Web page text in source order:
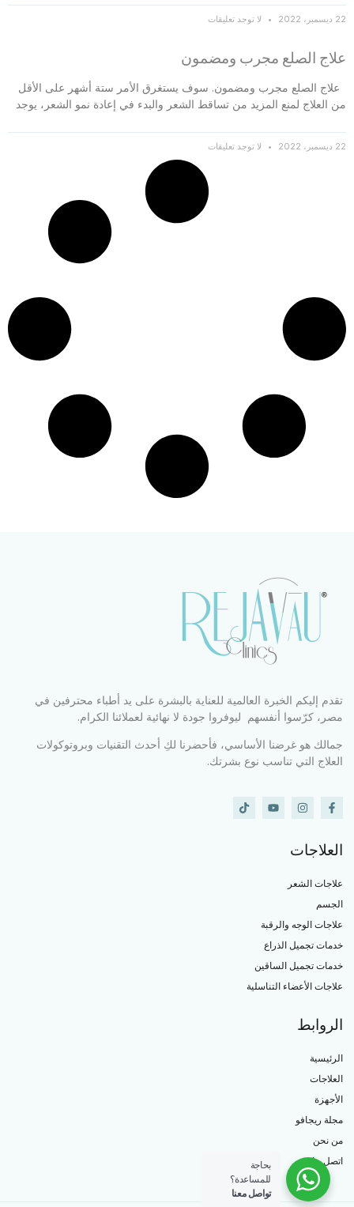
22 ديسمبر، 2022 لا توجد تعليقات
علاج الصلع مجرب ومضمون
علاج الصلع مجرب ومضمون. سوف يستغرق الأمر ستة أشهر على الأقل
من العلاج لمنع المزيد من تساقط الشعر والبدء في إعادة نمو الشعر، يوجد
22 ديسمبر، 2022 لا توجد تعليقات
تقدم إليكم الخبرة العالمية للعناية بالبشرة على يد أطباء محترفين في
مصر، كرّسوا أنفسهم ليوفروا جودة لا نهائية لعملائنا الكرام.
جمالك هو غرضنا الأساسي، فأحضرنا لكِ أحدث التقنيات وبروتوكولات
العلاج التي تناسب نوع بشرتك.
العلاجات
علاجات الشعر
الجسم
علاجات الوجه والرقبة
خدمات تجميل الذراع
خدمات تجميل الساقين
علاجات الأعضاء التناسلية
الروابط
الرئيسية
العلاجات
الأجهزة
مجلة ريجافو
من نحن
اتصل بنا
بحاجة
للمساعدة؟
تواصل معنا